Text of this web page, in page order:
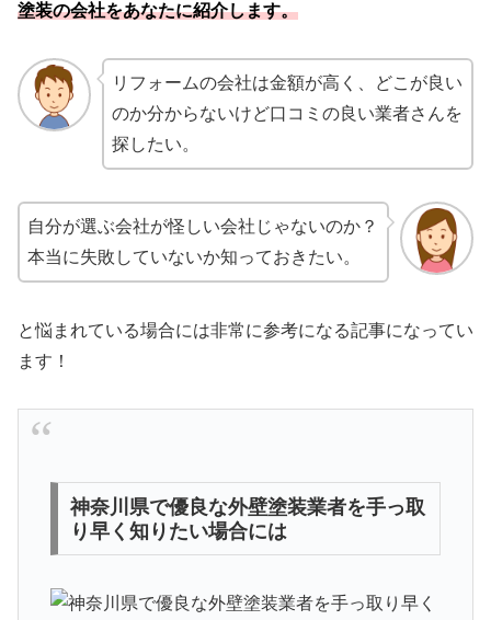
塗装の会社をあなたに紹介します。
リフォームの会社は金額が高く、どこが良い
のか分からないけど口コミの良い業者さんを
探したい。
自分が選ぶ会社が怪しい会社じゃないのか？
本当に失敗していないか知っておきたい。
と悩まれている場合には非常に参考になる記事になってい
ます！
神奈川県で優良な外壁塗装業者を手っ取
り早く知りたい場合には